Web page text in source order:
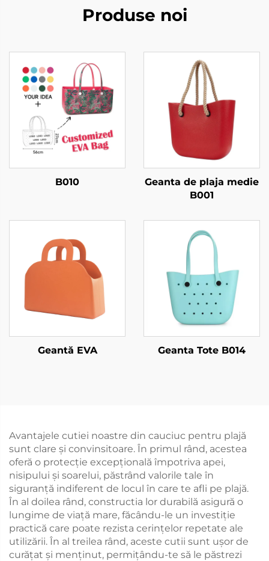
Produse noi
B010
Geanta de plaja medie
B001
Geantă EVA Geanta Tote B014
Avantajele cutiei noastre din cauciuc pentru plajă
sunt clare și convinsitoare. În primul rând, acestea
oferă o protecție excepțională împotriva apei,
nisipului și soarelui, păstrând valorile tale în
siguranță indiferent de locul în care te afli pe plajă.
În al doilea rând, constructia lor durabilă asigură o
lungime de viață mare, făcându-le un investiție
practică care poate rezista cerințelor repetate ale
utilizării. În al treilea rând, aceste cutii sunt ușor de
curățat și menținut, permițându-te să le păstrezi